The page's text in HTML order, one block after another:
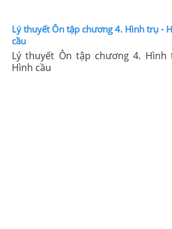
Lý thuyết Ôn tập chương 4. Hình trụ -
cầu
Lý thuyết Ôn tập chương 4.
Hình cầu